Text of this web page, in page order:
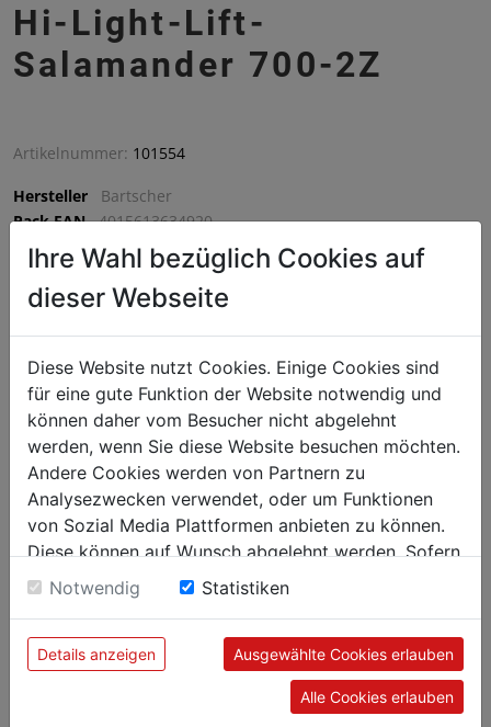
Hi-Light-Lift-
Salamander 700-2Z
Artikelnummer: 101554
Hersteller
Bartscher
Pack EAN
4015613634920
Artikellänge (mm)
590.0
Artikelbreite (mm)
745.0
Artikelhöhe (mm)
515.0
€ 2736,75
exkl. MwSt. (€ 3284,10 inkl. MwSt.) zzgl.Versandkosten
Lieferzeit: 5-7 Werktage
^
^
IN DEN WARENKORB
Ihre Wahl bezüglich Cookies auf
dieser Webseite
Diese Website nutzt Cookies. Einige Cookies sind
für eine gute Funktion der Website notwendig und
können daher vom Besucher nicht abgelehnt
werden, wenn Sie diese Website besuchen möchten.
Andere Cookies werden von Partnern zu
Analysezwecken verwendet, oder um Funktionen
von Sozial Media Plattformen anbieten zu können.
Diese können auf Wunsch abgelehnt werden. Sofern
sie unsere Webseite weiter nutzen, geben Sie
Einwilligung zu unseren Cookies.
Notwendig Statistiken
Details anzeigen Ausgewählte Cookies erlauben
Alle Cookies erlauben